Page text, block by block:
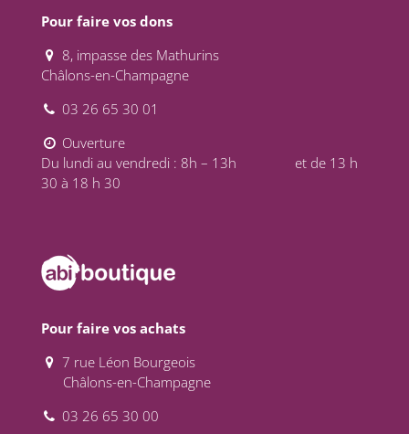
Pour faire vos dons
8, impasse des Mathurins
Châlons-en-Champagne
03 26 65 30 01
Ouverture
Du lundi au vendredi : 8h – 13h et de 13 h
30 à 18 h 30
Pour faire vos achats
7 rue Léon Bourgeois
Châlons-en-Champagne
03 26 65 30 00